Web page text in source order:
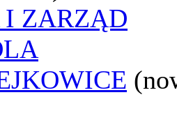
ZARZĄD